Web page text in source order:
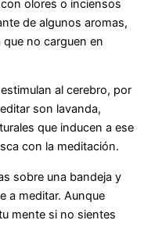
olores o inciensos
de algunos aromas,
no carguen en
al cerebro, por
son lavanda,
que inducen a ese
con la meditación.
sobre una bandeja y
a meditar. Aunque
mente si no sientes